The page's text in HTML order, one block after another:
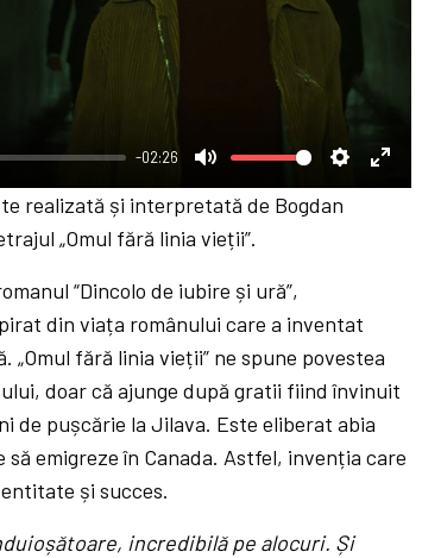
-02:26
M
u
e
S
e
i
n
g
s
E
f
u
l
realizată și interpretată de Bogdan
„Omul fără linia vieții”.
“Dincolo de iubire și ură”,
din viața românului care a inventat
fără linia vieții” ne spune povestea
doar că ajunge după gratii fiind învinuit
de pușcărie la Jilava. Este eliberat abia
emigreze în Canada. Astfel, invenția care
și succes.
incredibilă pe alocuri. Și